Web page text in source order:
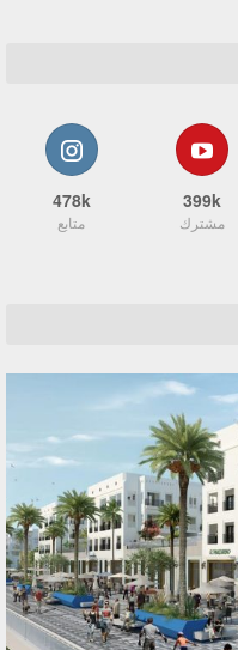
399k
مشترك
478k
متابع